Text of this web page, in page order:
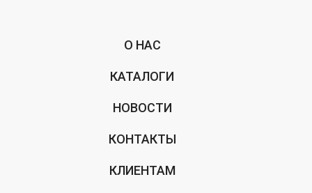
О НАС
КАТАЛОГИ
НОВОСТИ
КОНТАКТЫ
КЛИЕНТАМ